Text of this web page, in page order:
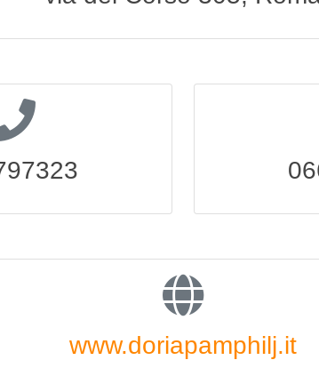
www.doriapamphilj.it